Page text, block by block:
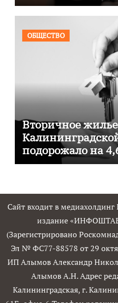
ОБЩЕСТВО
Вторичное
подорожало на
Сайт входит в
издание
(Зарегистрировано
Эл № ФС77-88578 от 29
ИП Алымов Александр
Алымов А.Н. Адрес
Калининградская, г.